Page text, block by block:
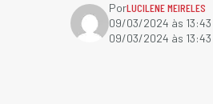
PorLUCILENE MEIRELES
09/03/2024 às 13:43
09/03/2024 às 13:43